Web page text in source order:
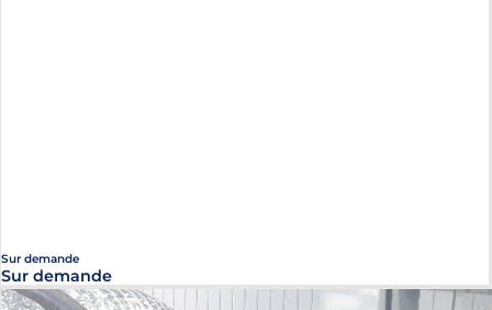
Sur demande
Sur demande